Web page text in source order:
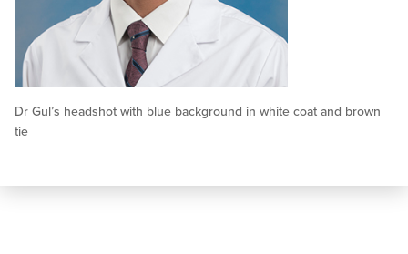
Dr Gul’s headshot with blue background in white coat and brown
tie